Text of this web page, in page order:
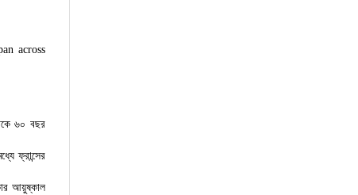
across
৬০ বছর
ফ্রান্সের
আয়ুষ্কাল